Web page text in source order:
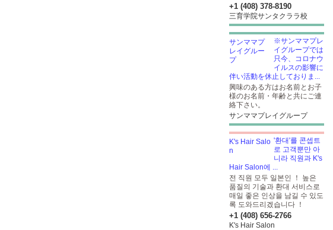
+1 (408) 378-8190
三育学院サンタクララ校
※サンママプレ
イグループでは
只今、コロナウ
イルスの影響に
伴い活動を休止しておりま...
興味のある方はお名前とお子
様のお名前・年齢と共にご連
絡下さい。
サンママプレイグループ
'환대'를 콘셉트
로 고객뿐만 아
니라 직원과 K's
Hair Salon에 ...
전 직원 모두 일본인 ！ 높은
품질의 기술과 환대 서비스로
매일 좋은 인상을 남길 수 있도
록 도와드리겠습니다 ！
+1 (408) 656-2766
K's Hair Salon